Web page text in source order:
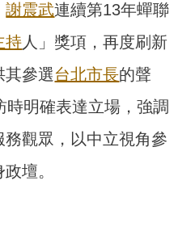
謝震武連續第13年蟬聯
持人」獎項，再度刷新
其參選台北市長的聲
明確表達立場，強調
觀眾，以中立視角參
壇。